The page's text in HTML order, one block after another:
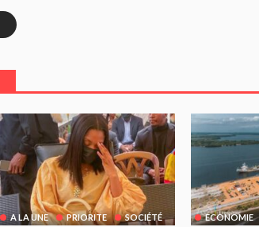
A LA UNE PRIORITE SOCIÉTÉ ECONOMIE